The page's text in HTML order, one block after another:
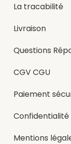
La tracabilité
Livraison
Questions
CGV CGU
Paiement
Mentions